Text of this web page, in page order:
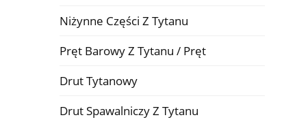
Niżynne Części Z Tytanu
Pręt Barowy Z Tytanu / Pręt
Drut Tytanowy
Drut Spawalniczy Z Tytanu